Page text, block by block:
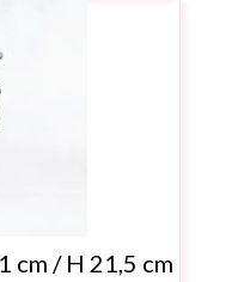
cm / H 21,5 cm